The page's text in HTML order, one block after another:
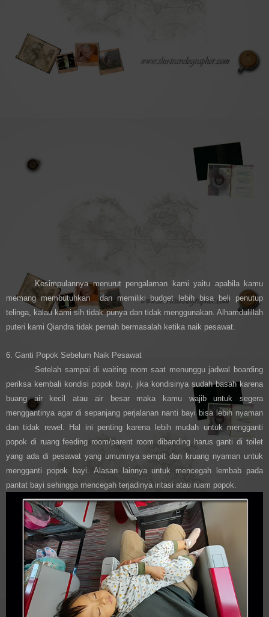
Kesimpulannya menurut pengalaman kami yaitu apabila kamu
memang membutuhkan dan memiliki budget lebih bisa beli penutup
telinga, kalau kami sih tidak punya dan tidak menggunakan. Alhamdulillah
puteri kami Qiandra tidak pernah bermasalah ketika naik pesawat.
6. Ganti Popok Sebelum Naik Pesawat
Setelah sampai di waiting room saat menunggu jadwal boarding
periksa kembali kondisi popok bayi, jika kondisinya sudah basah karena
buang air kecil atau air besar maka kamu wajib untuk segera
menggantinya agar di sepanjang perjalanan nanti bayi bisa lebih nyaman
dan tidak rewel. Hal ini penting karena lebih mudah untuk mengganti
popok di ruang feeding room/parent room dibanding harus ganti di toilet
yang ada di pesawat yang umumnya sempit dan kruang nyaman untuk
mengganti popok bayi. Alasan lainnya untuk mencegah lembab pada
pantat bayi sehingga mencegah terjadinya iritasi atau ruam popok.